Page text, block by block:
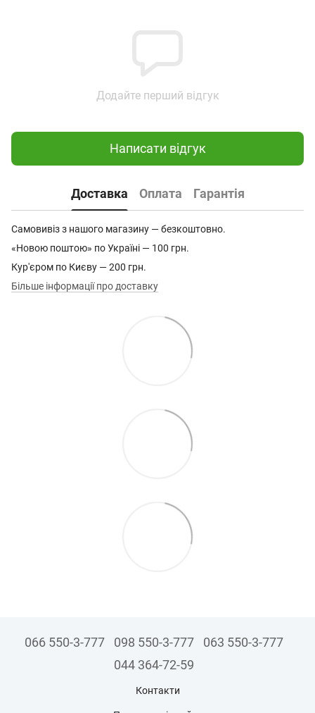
Додайте перший відгук
Написати відгук
Доставка Оплата Гарантія
Самовивіз з нашого магазину — безкоштовно.
«Новою поштою» по Україні — 100 грн.
Кур'єром по Києву — 200 грн.
Більше інформації про доставку
066 550-3-777 098 550-3-777
063 550-3-777
044 364-72-59
Контакти